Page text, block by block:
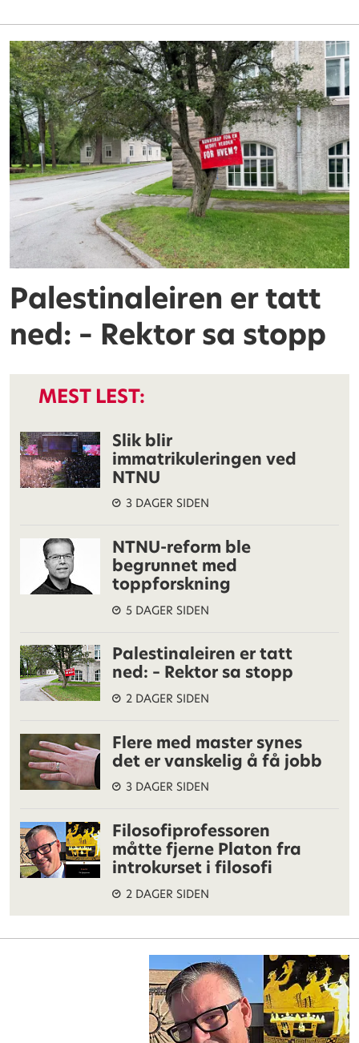
Palestinaleiren er tatt
ned: – Rektor sa stopp
MEST LEST:
Slik blir
immatrikuleringen ved
NTNU
3 DAGER SIDEN
NTNU-reform ble
begrunnet med
toppforskning
5 DAGER SIDEN
Palestinaleiren er tatt
ned: – Rektor sa stopp
2 DAGER SIDEN
Flere med master synes
det er vanskelig å få jobb
3 DAGER SIDEN
Filosofiprofessoren
måtte fjerne Platon fra
introkurset i filosofi
2 DAGER SIDEN